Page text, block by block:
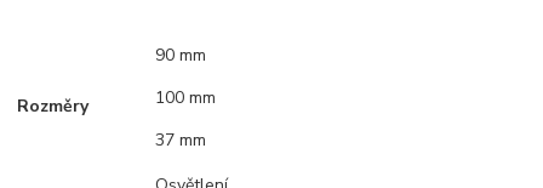
Rozměry
90 mm
100 mm
37 mm